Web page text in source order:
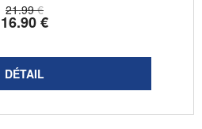
21.99 €
16.90€